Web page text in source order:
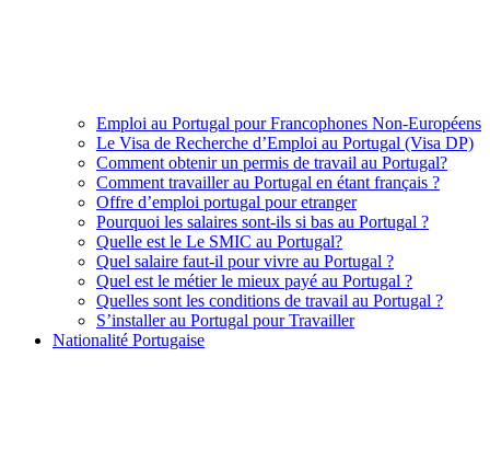
Emploi au Portugal pour Francophones Non-Européens
Le Visa de Recherche d’Emploi au Portugal (Visa DP)
Comment obtenir un permis de travail au Portugal?
Comment travailler au Portugal en étant français ?
Offre d’emploi portugal pour etranger
Pourquoi les salaires sont-ils si bas au Portugal ?
Quelle est le Le SMIC au Portugal?
Quel salaire faut-il pour vivre au Portugal ?
Quel est le métier le mieux payé au Portugal ?
Quelles sont les conditions de travail au Portugal ?
S’installer au Portugal pour Travailler
Nationalité Portugaise